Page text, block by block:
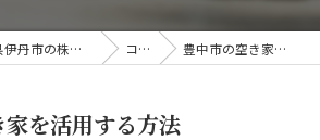
不動産売却は兵庫県伊丹市の株式会社アークエステート コラム 豊中市の空き家を活用する方法
を活用する方法